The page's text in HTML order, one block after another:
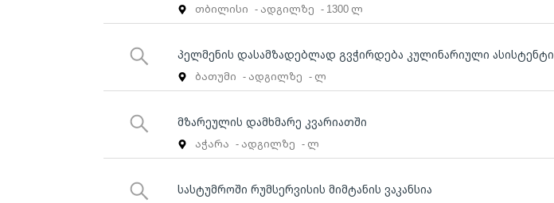
თბილისი - ადგილზე - 1300 ლ
პელმენის დასამზადებლად გვჭირდება კულინარიული ასისტენტი
ბათუმი - ადგილზე - ლ
მზარეულის დამხმარე კვარიათში
აჭარა - ადგილზე - ლ
სასტუმროში რუმსერვისის მიმტანის ვაკანსია